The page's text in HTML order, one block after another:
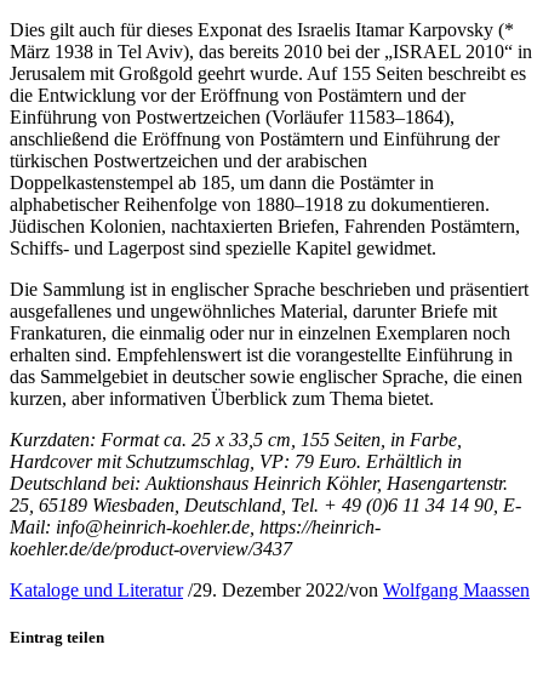
Dies gilt auch für dieses Exponat des Israelis Itamar Karpovsky (*
März 1938 in Tel Aviv), das bereits 2010 bei der „ISRAEL 2010“ in
Jerusalem mit Großgold geehrt wurde. Auf 155 Seiten beschreibt es
die Entwicklung vor der Eröffnung von Postämtern und der
Einführung von Postwertzeichen (Vorläufer 11583–1864),
anschließend die Eröffnung von Postämtern und Einführung der
türkischen Postwertzeichen und der arabischen
Doppelkastenstempel ab 185, um dann die Postämter in
alphabetischer Reihenfolge von 1880–1918 zu dokumentieren.
Jüdischen Kolonien, nachtaxierten Briefen, Fahrenden Postämtern,
Schiffs- und Lagerpost sind spezielle Kapitel gewidmet.
Die Sammlung ist in englischer Sprache beschrieben und präsentiert
ausgefallenes und ungewöhnliches Material, darunter Briefe mit
Frankaturen, die einmalig oder nur in einzelnen Exemplaren noch
erhalten sind. Empfehlenswert ist die vorangestellte Einführung in
das Sammelgebiet in deutscher sowie englischer Sprache, die einen
kurzen, aber informativen Überblick zum Thema bietet.
Kurzdaten: Format ca. 25 x 33,5 cm, 155 Seiten, in Farbe,
Hardcover mit Schutzumschlag, VP: 79 Euro. Erhältlich in
Deutschland bei: Auktionshaus Heinrich Köhler, Hasengartenstr.
25, 65189 Wiesbaden, Deutschland, Tel. + 49 (0)6 11 34 14 90, E-
Mail: info@heinrich-koehler.de, https://heinrich-
koehler.de/de/product-overview/3437
Kataloge und Literatur /29. Dezember 2022/von Wolfgang Maassen
Eintrag teilen